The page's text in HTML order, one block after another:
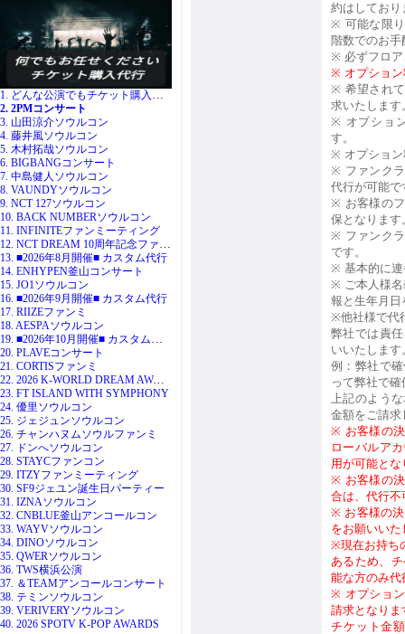
1. どんな公演でもチケット購入代行
2. 2PMコンサート
3. 山田涼介ソウルコン
4. 藤井風ソウルコン
5. 木村拓哉ソウルコン
6. BIGBANGコンサート
7. 中島健人ソウルコン
8. VAUNDYソウルコン
9. NCT 127ソウルコン
10. BACK NUMBERソウルコン
11. INFINITEファンミーティング
12. NCT DREAM 10周年記念ファンミ
13. ■2026年8月開催■ カスタム代行
14. ENHYPEN釜山コンサート
15. JO1ソウルコン
16. ■2026年9月開催■ カスタム代行
17. RIIZEファンミ
18. AESPAソウルコン
19. ■2026年10月開催■ カスタム代行
20. PLAVEコンサート
21. CORTISファンミ
22. 2026 K-WORLD DREAM AWARDS
23. FT ISLAND WITH SYMPHONY
24. 優里ソウルコン
25. ジェジュンソウルコン
26. チャンハヌムソウルファンミ
27. ドンへソウルコン
28. STAYCファンコン
29. ITZYファンミーティング
30. SF9ジェユン誕生日パーティー
31. IZNAソウルコン
32. CNBLUE釜山アンコールコン
33. WAYVソウルコン
34. DINOソウルコン
35. QWERソウルコン
36. TWS横浜公演
37. ＆TEAMアンコールコンサート
38. テミンソウルコン
39. VERIVERYソウルコン
40. 2026 SPOTV K-POP AWARDS
約はしており
※ 可能な限
階数でのお
※ 必ずフロ
※ オプショ
※ 希望され
求いたします
※ オプショ
す。
※ オプショ
※ ファンク
代行が可能で
※ お客様の
保となります
※ ファンク
です。
※ 基本的に
※ ご本人様
報と生年月日
※他社様で代
弊社では責
いいたします
例：弊社で
って弊社で
上記のよう
金額をご請求
※ お客様の
ローバルア
用が可能とな
※ お客様の
合は、代行不
※ お客様の
をお願いいた
※現在お持ち
あるため、
能な方のみ代
※ オプショ
請求となりま
チケット金